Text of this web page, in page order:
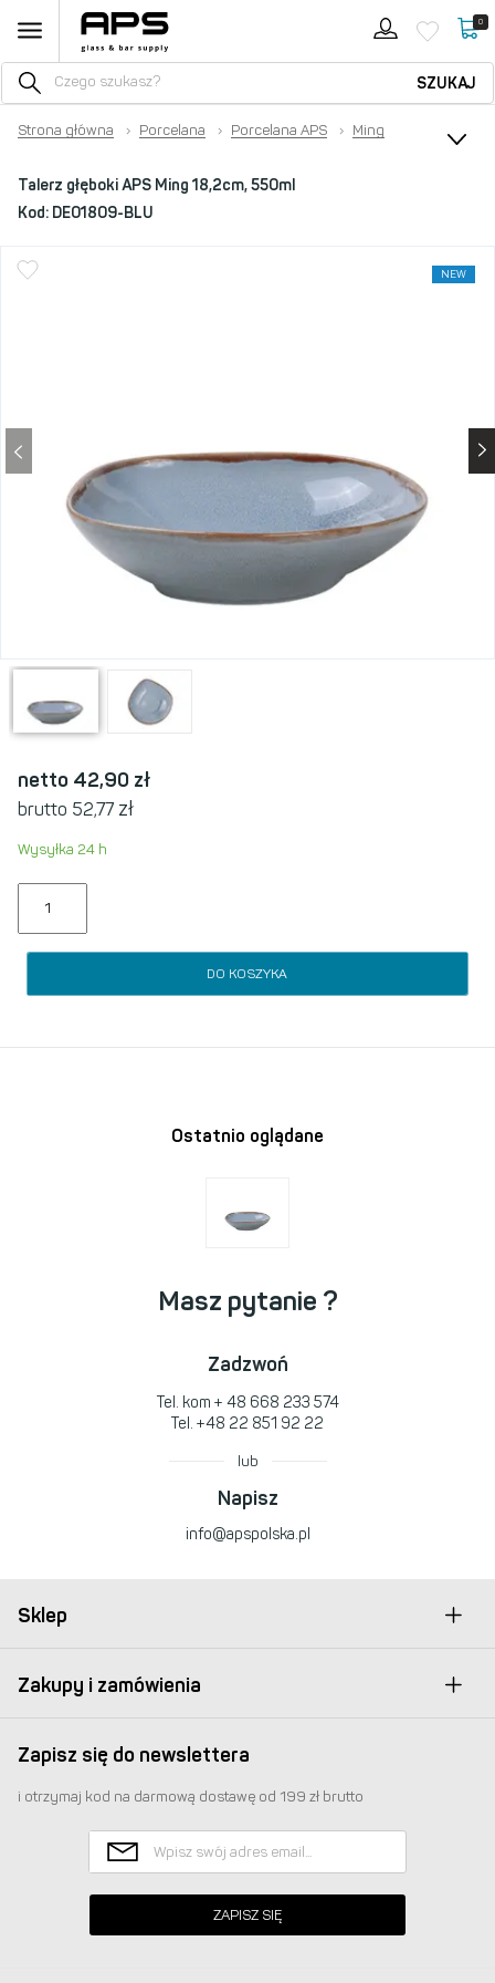
0
SZUKAJ
Strona główna › Porcelana › Porcelana APS › Ming
Talerz głęboki APS Ming 18,2cm, 550ml
Kod: DE01809-BLU
NEW
netto 42,90 zł
brutto 52,77 zł
Wysyłka 24 h
DO KOSZYKA
Ostatnio oglądane
Masz pytanie ?
Zadzwoń
Tel. kom + 48 668 233 574
Tel. +48 22 851 92 22
lub
Napisz
info@apspolska.pl
Sklep
Zakupy i zamówienia
Zapisz się do newslettera
i otrzymaj kod na darmową dostawę od 199 zł brutto
ZAPISZ SIĘ